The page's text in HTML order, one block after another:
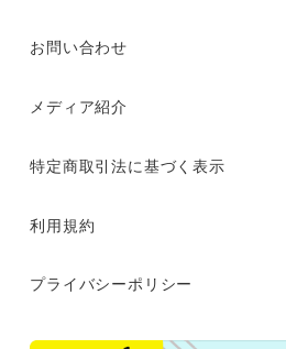
お問い合わせ
メディア紹介
特定商取引法に基づく表示
利用規約
プライバシーポリシー